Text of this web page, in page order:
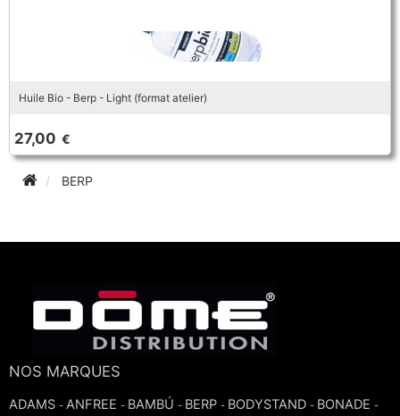
Huile Bio - Berp - Light (format atelier)
27,00 €
BERP
NOS MARQUES
ADAMS - ANFREE - BAMBÚ - BERP - BODYSTAND - BONADE -